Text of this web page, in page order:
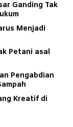
Ganding Tak
Menjadi
Petani asal
Pengabdian
Kreatif di